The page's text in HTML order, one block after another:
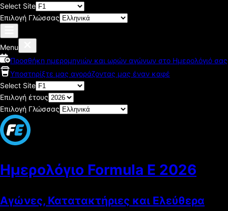
Select Site
Επιλογή Γλώσσας
Menu
Προσθήκη ημερομηνιών και ωρών αγώνων στο Ημερολόγιό σας
Υποστηρίξτε μας αγοράζοντας μας έναν καφέ
Select Site
Επιλογή έτους
Επιλογή Γλώσσας
Ημερολόγιο Formula E 2026
Αγώνες, Κατατακτήριες και Ελεύθερα